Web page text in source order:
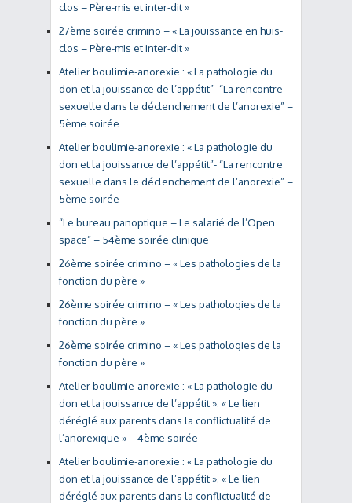
clos – Père-mis et inter-dit »
27ème soirée crimino – « La jouissance en huis-
clos – Père-mis et inter-dit »
Atelier boulimie-anorexie : « La pathologie du
don et la jouissance de l’appétit”- “La rencontre
sexuelle dans le déclenchement de l’anorexie” –
5ème soirée
Atelier boulimie-anorexie : « La pathologie du
don et la jouissance de l’appétit”- “La rencontre
sexuelle dans le déclenchement de l’anorexie” –
5ème soirée
“Le bureau panoptique – Le salarié de l’Open
space” – 54ème soirée clinique
26ème soirée crimino – « Les pathologies de la
fonction du père »
26ème soirée crimino – « Les pathologies de la
fonction du père »
26ème soirée crimino – « Les pathologies de la
fonction du père »
Atelier boulimie-anorexie : « La pathologie du
don et la jouissance de l’appétit ». « Le lien
déréglé aux parents dans la conflictualité de
l’anorexique » – 4ème soirée
Atelier boulimie-anorexie : « La pathologie du
don et la jouissance de l’appétit ». « Le lien
déréglé aux parents dans la conflictualité de